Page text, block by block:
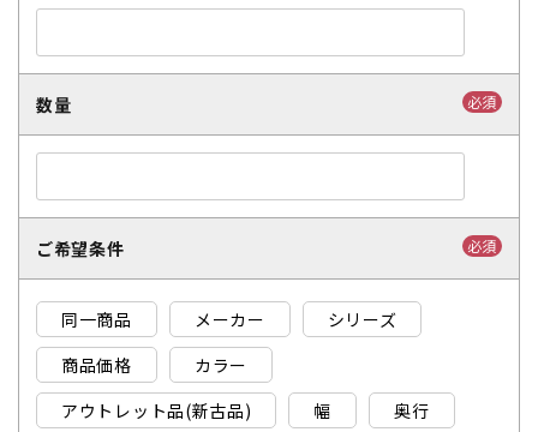
数量 必須
ご希望条件 必須
同一商品 メーカー
シリーズ
商品価格
カラー
アウトレット品(新古品)
幅
奥行